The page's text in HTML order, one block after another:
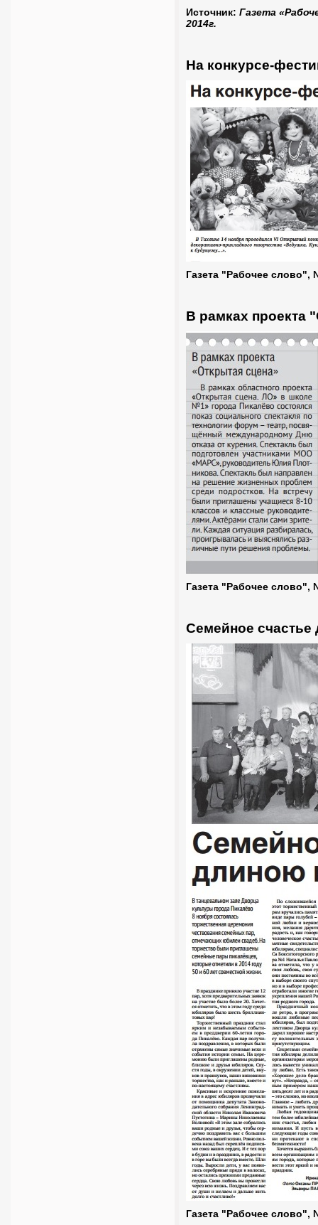
Источник: Газета
2014г.
На конкурсе-
Газета "Рабочее слово",
В рамках проекта
Газета "Рабочее слово",
Семейное счастье
Газета "Рабочее слово",